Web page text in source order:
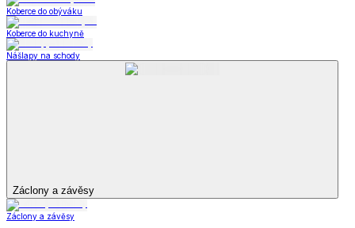
Koberce do obýváku
Koberce do kuchyně
Nášlapy na schody
Záclony a závěsy
Záclony a závěsy